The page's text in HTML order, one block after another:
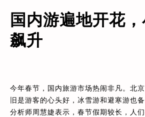
国内游遍地开花
飙升
今年春节，国内旅游市场热闹非凡。北
旧是游客的心头好，冰雪游和避寒游也
分析师周慧婕表示，春节假期较长，人